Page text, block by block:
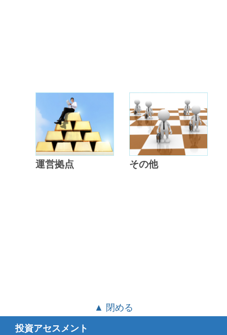
運営拠点 その他
▲ 閉める
投資アセスメント